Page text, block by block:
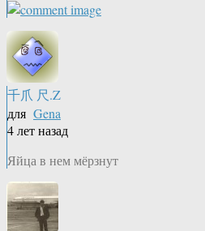
千爪 尺.Z
для Gena
4 лет назад
Яйца в нем мёрзнут